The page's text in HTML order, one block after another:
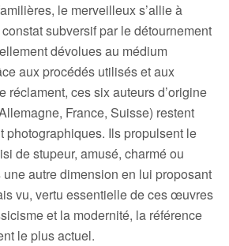
le merveilleux s’allie à
subversif par le détournement
dévolues au médium
aux procédés utilisés et aux
réclament, ces six auteurs d’origine
France, Suisse) restent
photographiques. Ils propulsent le
de stupeur, amusé, charmé ou
autre dimension en lui proposant
vu, vertu essentielle de ces œuvres
et la modernité, la référence
le plus actuel.